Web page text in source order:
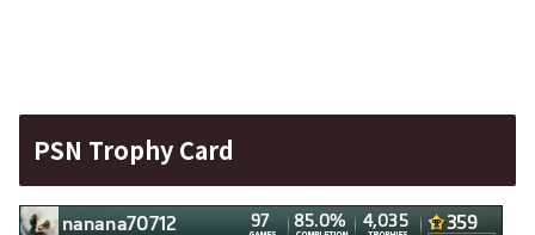
PSN Trophy Card